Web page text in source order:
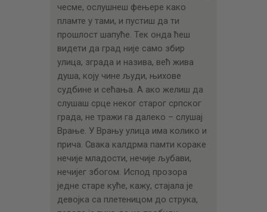
чесме, ослушнеш фењере како
пламте у тами, и пустиш да ти
прошлост шапуће. Тек онда ћеш
видети да град није само збир
улица, зграда и назива, већ жива
душа, коју чине људи, њихове
судбине и сећања. А ако желиш да
слушаш срце неког старог српског
града, не тражи га далеко – слушај
Врање. У Врању улица има колико и
прича. Свака калдрма памти кораке
нечије младости, нечије љубави,
нечијег збогом. Испод прозора
једне старе куће, кажу, стајала је
девојка са плетеницом до струка,